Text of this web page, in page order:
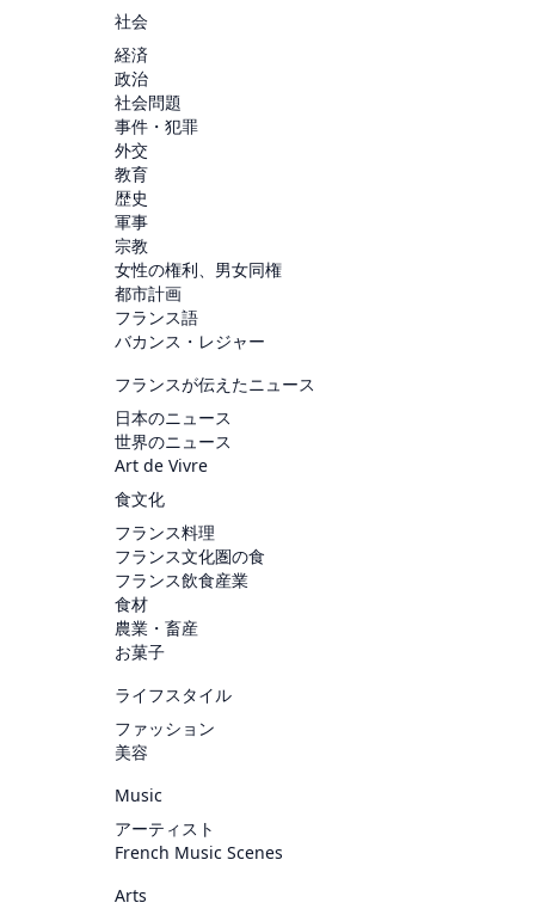
社会
経済
政治
社会問題
事件・犯罪
外交
教育
歴史
軍事
宗教
女性の権利、男女同権
都市計画
フランス語
バカンス・レジャー
フランスが伝えたニュース
日本のニュース
世界のニュース
Art de Vivre
食文化
フランス料理
フランス文化圏の食
フランス飲食産業
食材
農業・畜産
お菓子
ライフスタイル
ファッション
美容
Music
アーティスト
French Music Scenes
Arts